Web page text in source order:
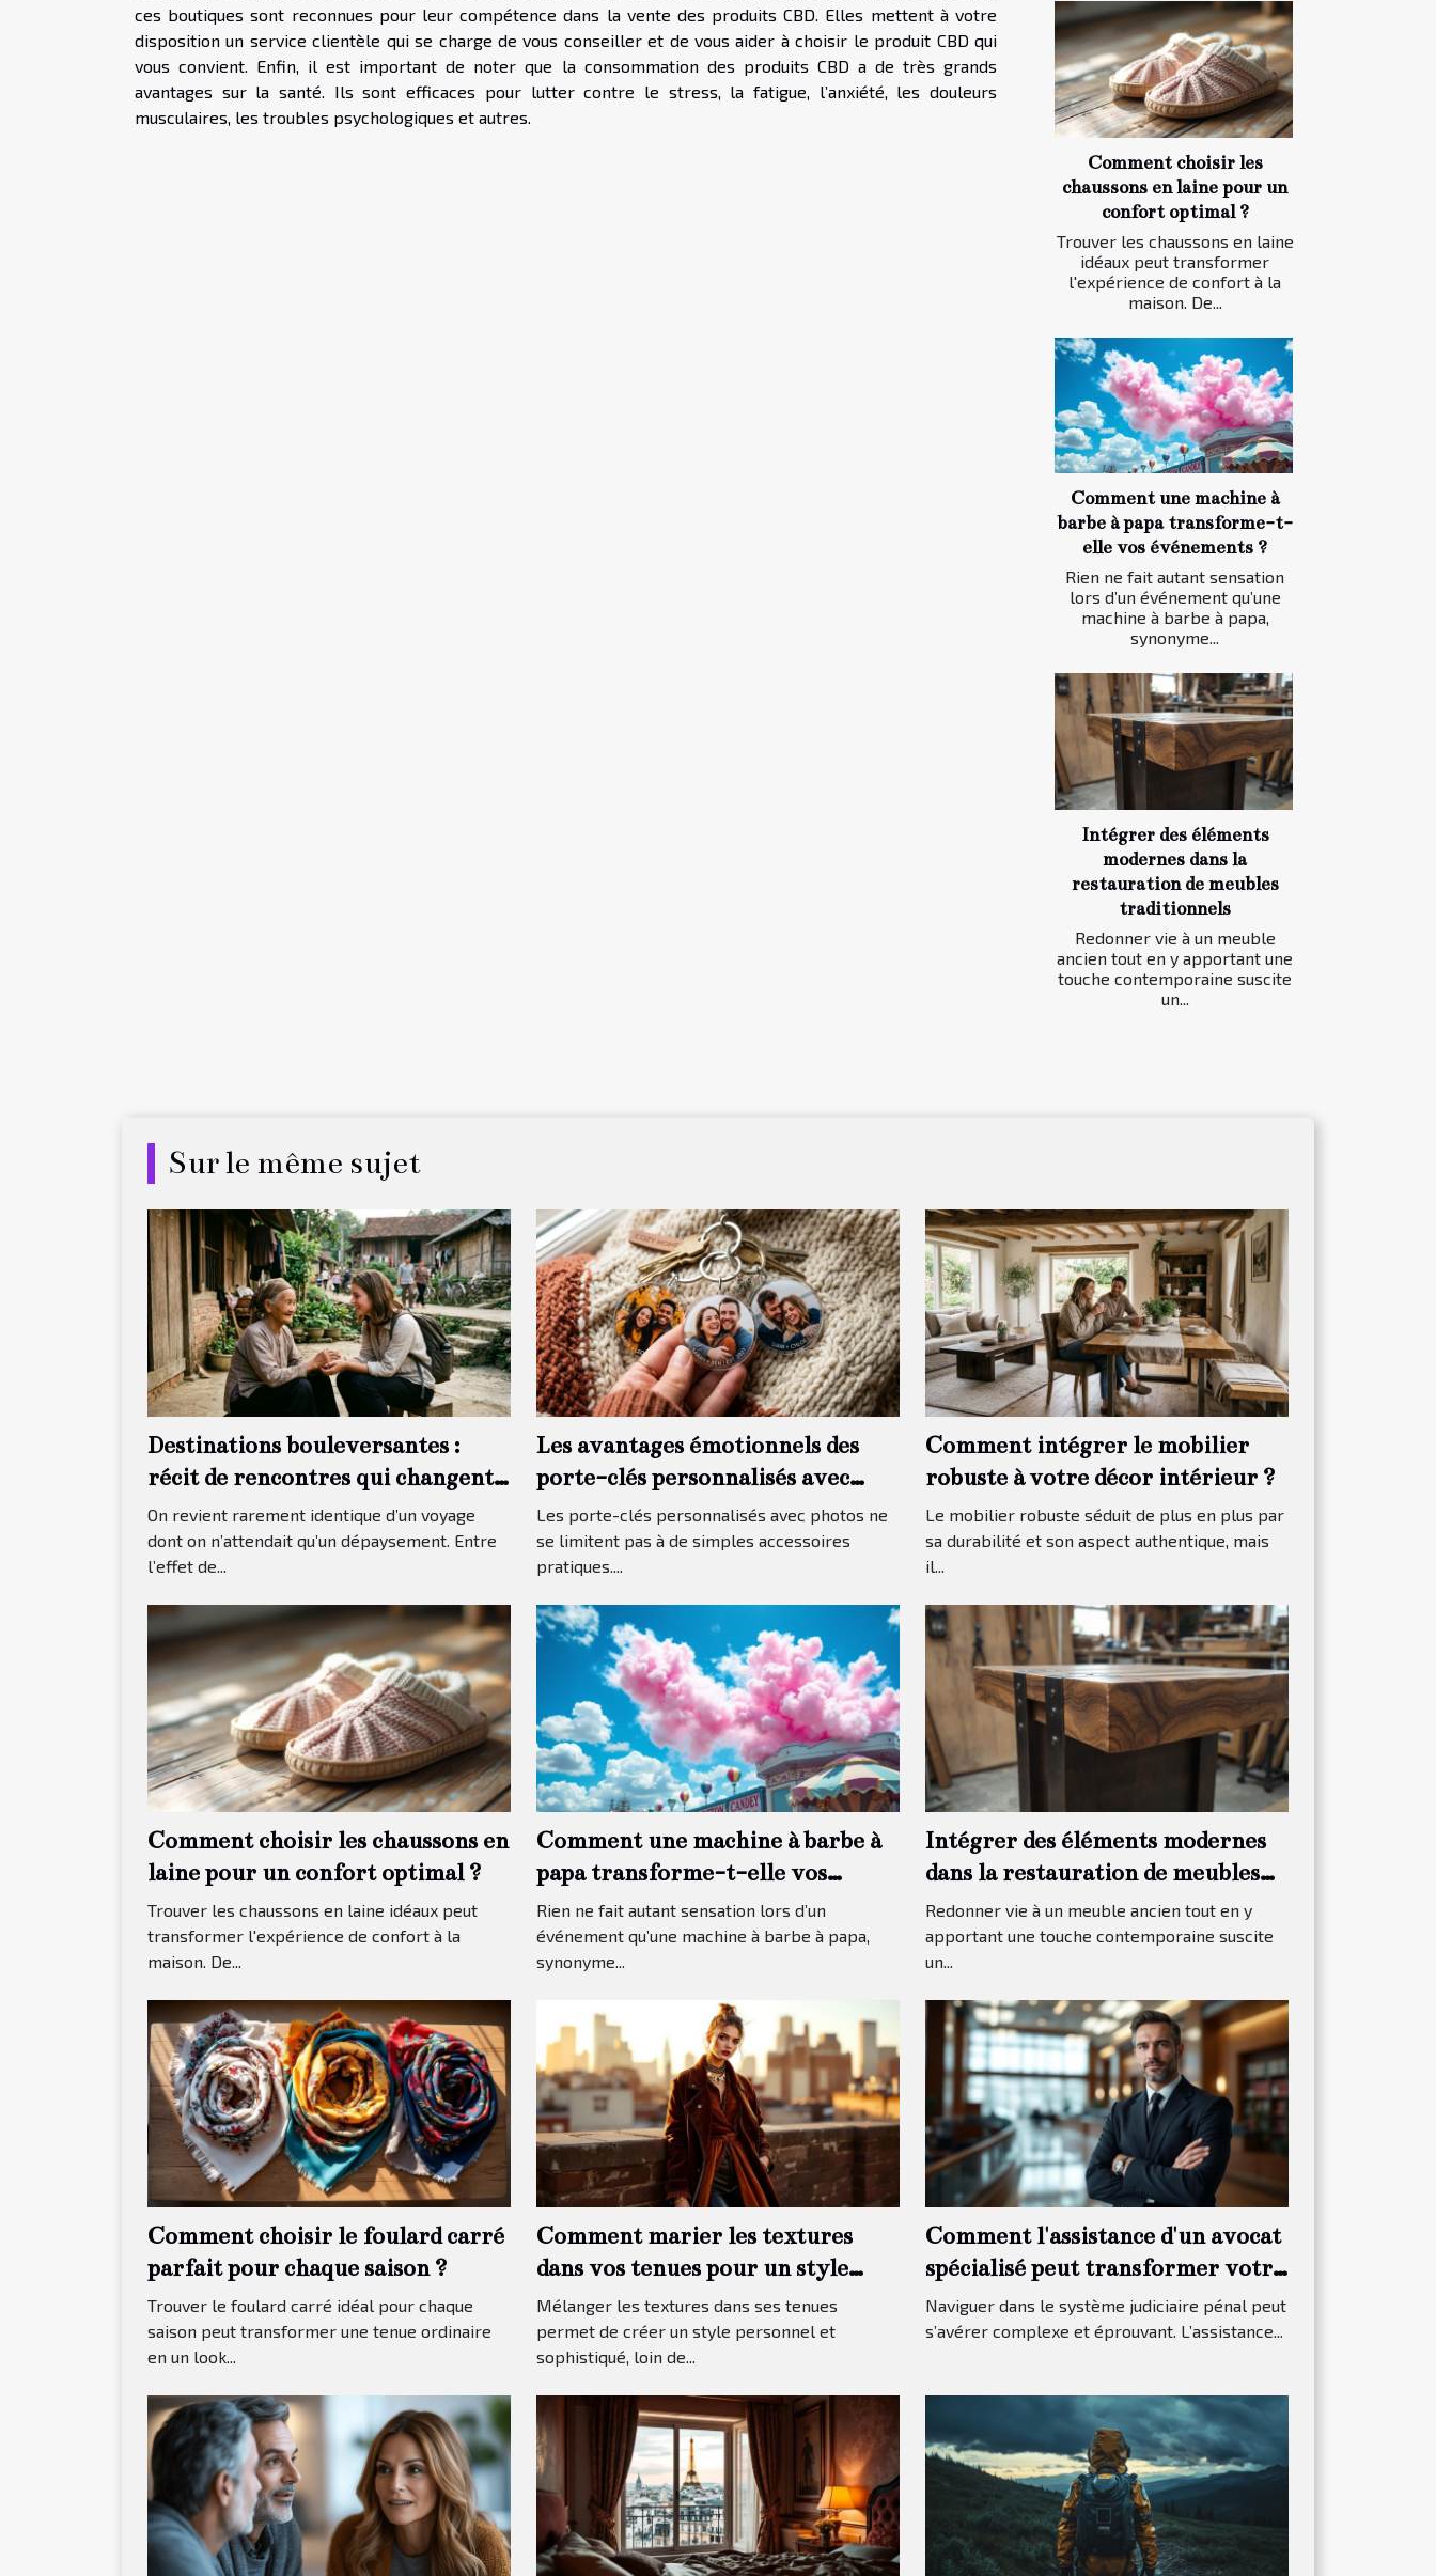
ces boutiques sont reconnues pour leur compétence dans la vente des produits CBD. Elles mettent à votre
disposition un service clientèle qui se charge de vous conseiller et de vous aider à choisir le produit CBD qui
vous convient. Enfin, il est important de noter que la consommation des produits CBD a de très grands
avantages sur la santé. Ils sont efficaces pour lutter contre le stress, la fatigue, l’anxiété, les douleurs
musculaires, les troubles psychologiques et autres.
Comment choisir les
chaussons en laine pour un
confort optimal ?
Trouver les chaussons en laine
idéaux peut transformer
l'expérience de confort à la
maison. De...
Comment une machine à
barbe à papa transforme-t-
elle vos événements ?
Rien ne fait autant sensation
lors d’un événement qu’une
machine à barbe à papa,
synonyme...
Intégrer des éléments
modernes dans la
restauration de meubles
traditionnels
Redonner vie à un meuble
ancien tout en y apportant une
touche contemporaine suscite
un...
Sur le même sujet
Destinations bouleversantes :
récit de rencontres qui changent
tout
On revient rarement identique d’un voyage
dont on n’attendait qu’un dépaysement. Entre
l’effet de...
Les avantages émotionnels des
porte-clés personnalisés avec
photos
Les porte-clés personnalisés avec photos ne
se limitent pas à de simples accessoires
pratiques....
Comment intégrer le mobilier
robuste à votre décor intérieur ?
Le mobilier robuste séduit de plus en plus par
sa durabilité et son aspect authentique, mais
il...
Comment choisir les chaussons en
laine pour un confort optimal ?
Trouver les chaussons en laine idéaux peut
transformer l'expérience de confort à la
maison. De...
Comment une machine à barbe à
papa transforme-t-elle vos
événements ?
Rien ne fait autant sensation lors d’un
événement qu’une machine à barbe à papa,
synonyme...
Intégrer des éléments modernes
dans la restauration de meubles
traditionnels
Redonner vie à un meuble ancien tout en y
apportant une touche contemporaine suscite
un...
Comment choisir le foulard carré
parfait pour chaque saison ?
Trouver le foulard carré idéal pour chaque
saison peut transformer une tenue ordinaire
en un look...
Comment marier les textures
dans vos tenues pour un style
unique ?
Mélanger les textures dans ses tenues
permet de créer un style personnel et
sophistiqué, loin de...
Comment l'assistance d'un avocat
spécialisé peut transformer votre
procès pénal ?
Naviguer dans le système judiciaire pénal peut
s’avérer complexe et éprouvant. L’assistance...